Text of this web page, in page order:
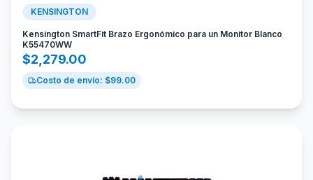
KENSINGTON
Kensington SmartFit Brazo Ergonómico para un Monitor Blanco
K55470WW
$2,279.00
Costo de envío: $99.00